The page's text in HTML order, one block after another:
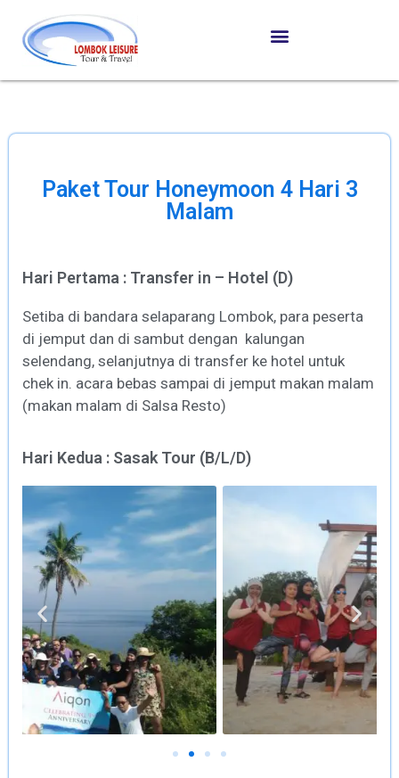
Paket Tour Honeymoon 4 Hari 3
Malam
Hari Pertama : Transfer in – Hotel (D)
Setiba di bandara selaparang Lombok, para peserta
di jemput dan di sambut dengan kalungan
selendang, selanjutnya di transfer ke hotel untuk
chek in. acara bebas sampai di jemput makan malam
(makan malam di Salsa Resto)
Hari Kedua : Sasak Tour (B/L/D)